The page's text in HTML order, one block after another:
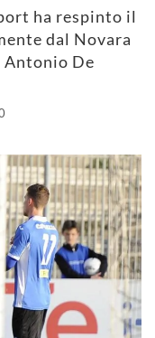
ha respinto il
dal Novara
Antonio De